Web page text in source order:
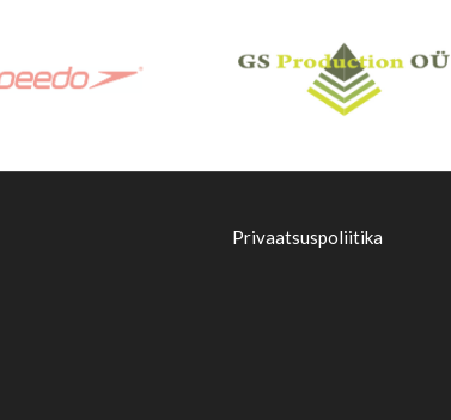
Privaatsuspoliitika